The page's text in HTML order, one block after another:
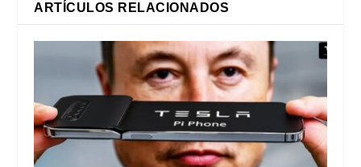
ARTÍCULOS RELACIONADOS